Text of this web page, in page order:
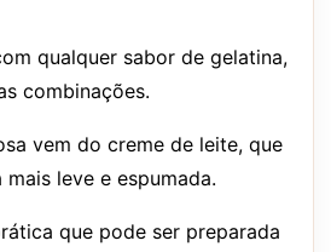
qualquer sabor de gelatina,
combinações.
vem do creme de leite, que
leve e espumada.
que pode ser preparada